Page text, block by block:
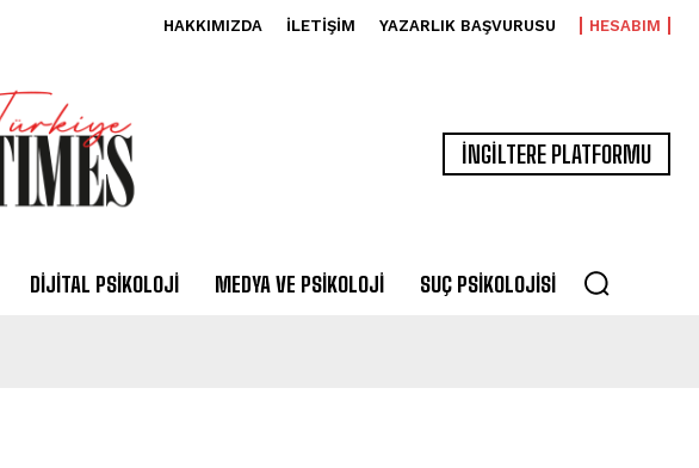
HAKKIMIZDA İLETIŞIM YAZARLIK BAŞVURUSU HESABIM
İNGİLTERE PLATFORMU
DIJITAL PSIKOLOJI MEDYA VE PSIKOLOJI SUÇ PSIKOLOJISI